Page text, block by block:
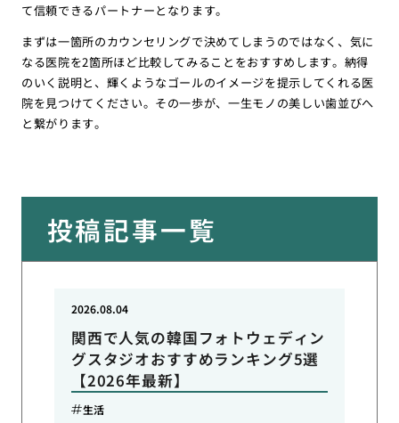
て信頼できるパートナーとなります。
まずは一箇所のカウンセリングで決めてしまうのではなく、気に
なる医院を2箇所ほど比較してみることをおすすめします。納得
のいく説明と、輝くようなゴールのイメージを提示してくれる医
院を見つけてください。その一歩が、一生モノの美しい歯並びへ
と繋がります。
投稿記事一覧
関西で人気の韓国フォトウェディン
グスタジオおすすめランキング5選
【2026年最新】
2026.08.04
生活